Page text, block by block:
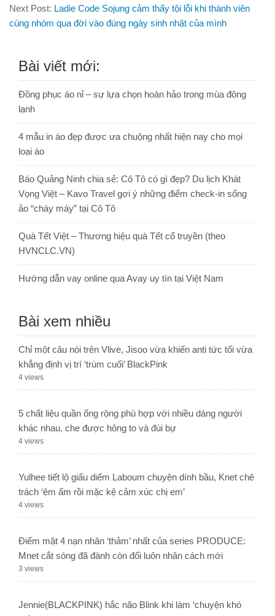
Next Post: Ladie Code Sojung cảm thấy tội lỗi khi thành viên
cùng nhóm qua đời vào đúng ngày sinh nhật của mình
Bài viết mới:
Đồng phục áo nỉ – sự lựa chọn hoàn hảo trong mùa đông
lạnh
4 mẫu in áo đẹp được ưa chuộng nhất hiện nay cho mọi
loại áo
Báo Quảng Ninh chia sẻ: Cô Tô có gì đẹp? Du lịch Khát
Vọng Việt – Kavo Travel gợi ý những điểm check-in sống
ảo “cháy máy” tại Cô Tô
Quà Tết Việt – Thương hiệu quà Tết cổ truyền (theo
HVNCLC.VN)
Hướng dẫn vay online qua Avay uy tín tại Việt Nam
Bài xem nhiều
Chỉ một câu nói trên Vlive, Jisoo vừa khiến anti tức tối vừa
khẳng định vị trí ‘trùm cuối’ BlackPink
4 views
5 chất liệu quần ống rộng phù hợp với nhiều dáng người
khác nhau, che được hông to và đùi bự
4 views
Yulhee tiết lộ giấu diếm Laboum chuyện dính bầu, Knet chê
trách ‘êm ấm rồi mặc kệ cảm xúc chị em’
4 views
Điểm mặt 4 nạn nhân ‘thảm’ nhất của series PRODUCE:
Mnet cắt sóng đã đành còn đổi luôn nhân cách mới
3 views
Jennie(BLACKPINK) hắc não Blink khi làm ‘chuyện khó